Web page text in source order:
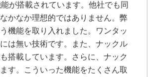
が搭載されています。他社でも同
かなか理想的ではありません。弊
機能を取り入れました。ワンタッ
は無い技術です。また、ナックル
搭載しています。さらに、ナック
す。こういった機能をたくさん取